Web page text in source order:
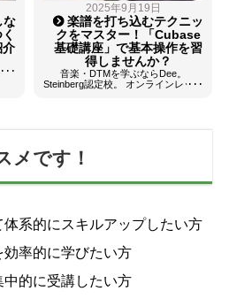
な
介
ス
2025年9月19日
楽譜を打ち込むテクニッ
クをマスター！「Cubase
基礎講座」で基本操作を習
得しませんか？
音楽・DTMを学ぶならDee。
Steinberg認定校。 オンラインレッス
メです！
系的にスキルアップしたい方
率的に学びたい方
中的に受講したい方